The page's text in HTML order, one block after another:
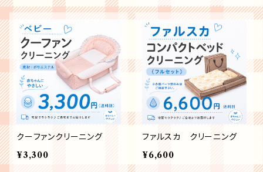
クーファンクリーニング
¥3,300
ファルスカ クリーニング
¥6,600